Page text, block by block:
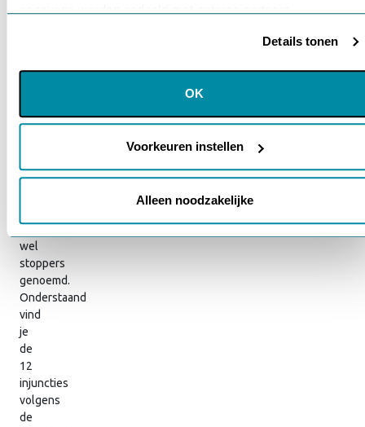
Klik op ‘OK’ om alle cookies te accepteren. Kies ‘Alleen
noodzakelijk’ om alleen noodzakelijke cookies toe te staan.
Via ‘Voorkeuren instellen’ kun je per categorie kiezen welke
wijzigen via onze cookie-instellingen. Meer informatie vind je
cookiebeleid en onze privacyverklaring.
Details tonen
OK
Voorkeuren instellen
Alleen noodzakelijke
Toelichting
ook
wel
stoppers
genoemd.
Onderstaand
vind
je
de
12
injuncties
volgens
de
Login
Je wachtwoord vergeten?